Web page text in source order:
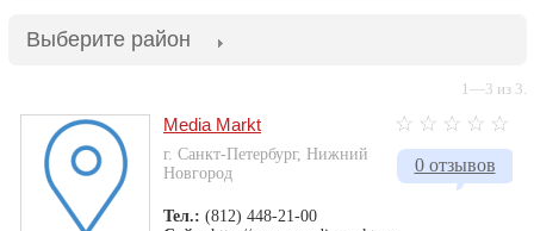
Выберите район
1—3 из 3.
0 отзывов
Media Markt
г. Санкт-Петербург, Нижний
Новгород
Тел.: (812) 448-21-00